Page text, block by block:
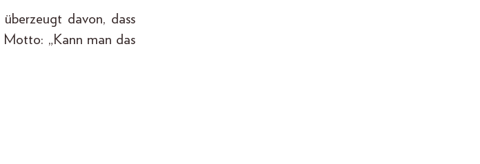
davon, dass
„Kann man das